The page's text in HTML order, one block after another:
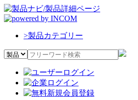
>製品カテゴリー